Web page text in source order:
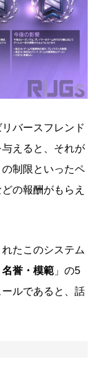
バースフレンド
えると、それが
制限といったペ
の報酬がもらえ
たこのシステム
誉・模範 」の5
ルであると、話